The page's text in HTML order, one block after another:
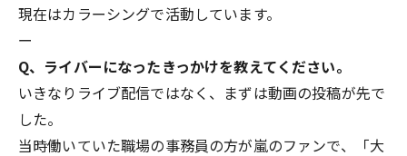
現在はカラーシングで活動しています。
ー
Q、ライバーになったきっかけを教えてください。
いきなりライブ配信ではなく、まずは動画の投稿が先で
した。
当時働いていた職場の事務員の方が嵐のファンで、「大